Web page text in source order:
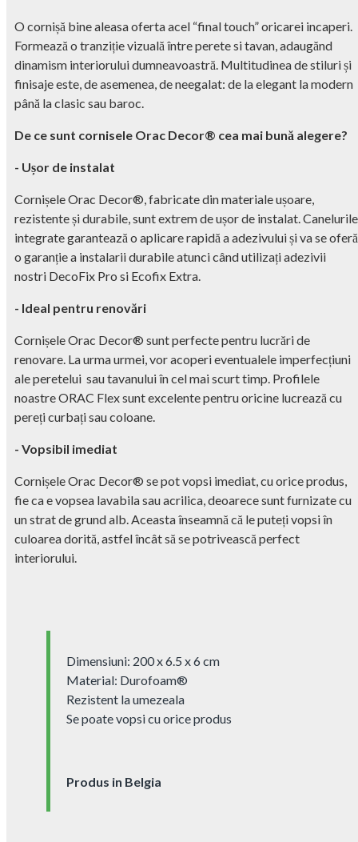
O cornișă bine aleasa oferta acel “final touch” oricarei incaperi.
Formează o tranziție vizuală între perete si tavan, adaugănd
dinamism interiorului dumneavoastră. Multitudinea de stiluri și
finisaje este, de asemenea, de neegalat: de la elegant la modern
până la clasic sau baroc.
De ce sunt cornisele Orac Decor® cea mai bună alegere?
- Ușor de instalat
Cornișele Orac Decor®, fabricate din materiale ușoare,
rezistente și durabile, sunt extrem de ușor de instalat. Canelurile
integrate garantează o aplicare rapidă a adezivului și va se oferă
o garanție a instalarii durabile atunci când utilizați adezivii
nostri DecoFix Pro si Ecofix Extra.
- Ideal pentru renovări
Cornișele Orac Decor® sunt perfecte pentru lucrări de
renovare. La urma urmei, vor acoperi eventualele imperfecțiuni
ale peretelui sau tavanului în cel mai scurt timp. Profilele
noastre ORAC Flex sunt excelente pentru oricine lucrează cu
pereți curbați sau coloane.
- Vopsibil imediat
Cornișele Orac Decor® se pot vopsi imediat, cu orice produs,
fie ca e vopsea lavabila sau acrilica, deoarece sunt furnizate cu
un strat de grund alb. Aceasta înseamnă că le puteți vopsi în
culoarea dorită, astfel încât să se potrivească perfect
interiorului.
Dimensiuni: 200 x 6.5 x 6 cm
Material: Durofoam® ‎
Rezistent la umezeala
Se poate vopsi cu orice produs
Produs in Belgia